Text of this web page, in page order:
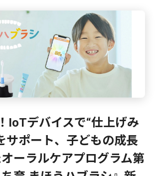
IoTデバイスで“仕上げみ
サポート、子どもの成長
ーラルケアプログラム第